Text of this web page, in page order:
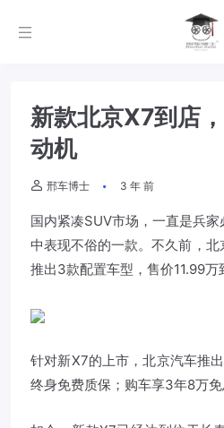
新款北京X7到店
动机
邢车博士 3 年 前
国内紧凑SUV市场，一直是兵
中表现不俗的一款。不久前，北
推出3款配置车型，售价11.99万
针对新X7的上市，北京汽车推
终身免费质保；购车享3年8万免